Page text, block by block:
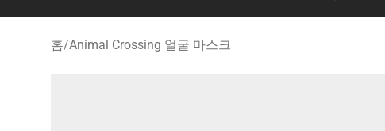
홈/Animal Crossing 얼굴 마스크